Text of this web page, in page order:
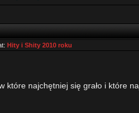
Hity i Shity 2010 roku
najchętniej się grało i które